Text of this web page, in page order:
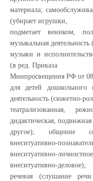
материала;
(убирает игрушки,
подметает веником,
музыкальная
музыки и
(в ред. Приказа
Минпросвещения РФ от
для детей
деятельность (сюжетно-
театрализованная,
дидактическая, подвижная
другое); общение со
внеситуативно-
внеситуативно-
внеситуативно-деловое);
речевая (слушание